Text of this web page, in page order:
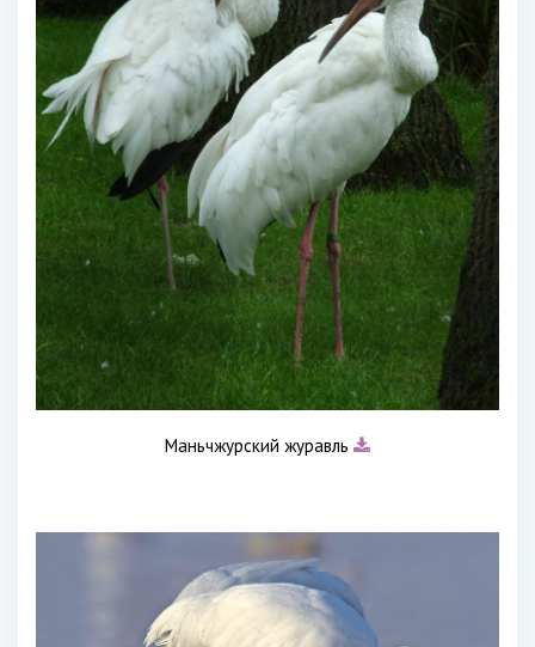
Маньчжурский журавль